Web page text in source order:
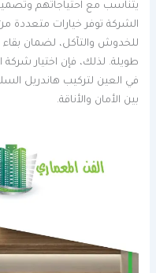
يتناسب مع احتياجاتهم
الشركة توفر خيارات متعددة
للخدوش والتآكل، لضمان بقاء
طويلة. لذلك، فإن اختيار شركة
في العين لتركيب هاندريل
بين الأمان والأناقة.